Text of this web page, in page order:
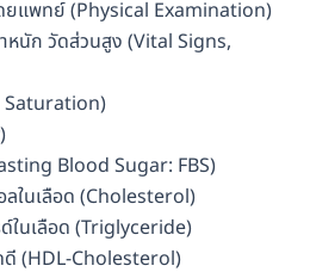
ยแพทย์ (Physical Examination)
หนัก วัดส่วนสูง (Vital Signs,
Saturation)
Blood Sugar: FBS)
ลในเลือด (Cholesterol)
ด์ในเลือด (Triglyceride)
ดี (HDL-Cholesterol)